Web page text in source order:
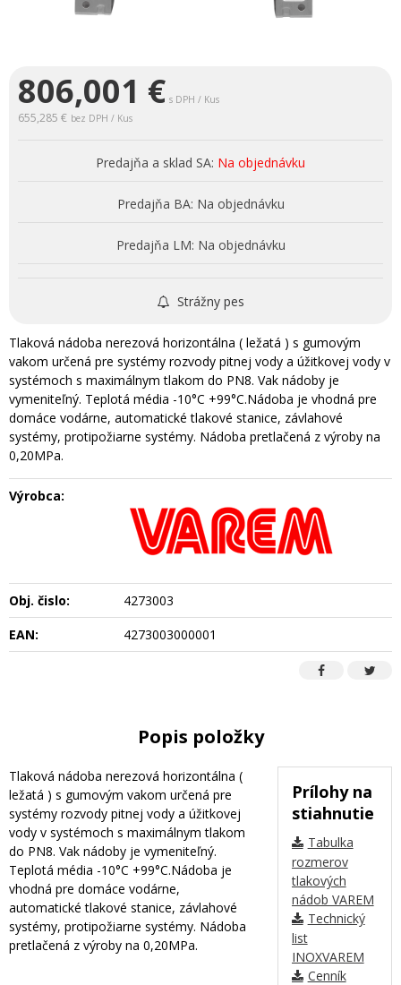
806,001 € s DPH / Kus
655,285 € bez DPH / Kus
Predajňa a sklad SA: Na objednávku
Predajňa BA: Na objednávku
Predajňa LM: Na objednávku
Strážny pes
Tlaková nádoba nerezová horizontálna ( ležatá ) s gumovým
vakom určená pre systémy rozvody pitnej vody a úžitkovej vody v
systémoch s maximálnym tlakom do PN8. Vak nádoby je
vymeniteľný. Teplotá média -10°C +99°C.Nádoba je vhodná pre
domáce vodárne, automatické tlakové stanice, závlahové
systémy, protipožiarne systémy. Nádoba pretlačená z výroby na
0,20MPa.
Výrobca:
Obj. čislo:
4273003
EAN:
4273003000001
Popis položky
Prílohy na
stiahnutie
Tabulka
rozmerov
tlakových
nádob VAREM
Technický
list
INOXVAREM
Cenník
Tlaková nádoba nerezová horizontálna (
ležatá ) s gumovým vakom určená pre
systémy rozvody pitnej vody a úžitkovej
vody v systémoch s maximálnym tlakom
do PN8. Vak nádoby je vymeniteľný.
Teplotá média -10°C +99°C.Nádoba je
vhodná pre domáce vodárne,
automatické tlakové stanice, závlahové
systémy, protipožiarne systémy. Nádoba
pretlačená z výroby na 0,20MPa.